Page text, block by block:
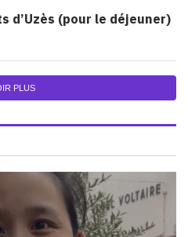
d’Uzès (pour le déjeuner)
PLUS